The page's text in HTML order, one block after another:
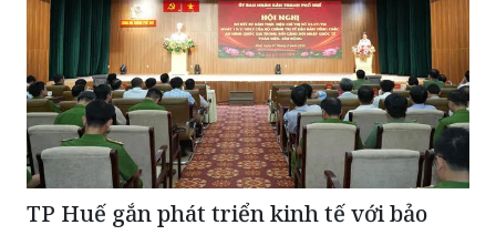
TP Huế gắn phát triển kinh tế với bảo